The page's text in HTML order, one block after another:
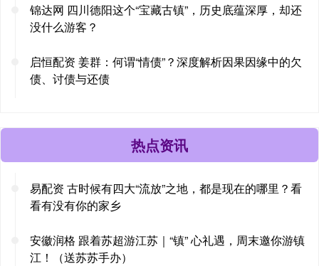
锦达网 四川德阳这个“宝藏古镇”，历史底蕴深厚，却还
没什么游客？
启恒配资 姜群：何谓“情债”？深度解析因果因缘中的欠
债、讨债与还债
热点资讯
易配资 古时候有四大“流放”之地，都是现在的哪里？看
看有没有你的家乡
安徽润格 跟着苏超游江苏｜“镇” 心礼遇，周末邀你游镇
江！（送苏苏手办）